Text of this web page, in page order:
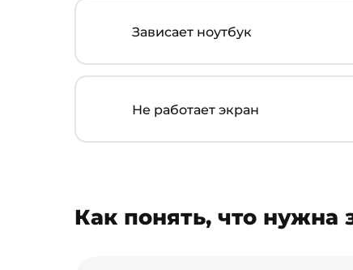
Зависает ноутбук
Не работает экран
Как понять, что нужна